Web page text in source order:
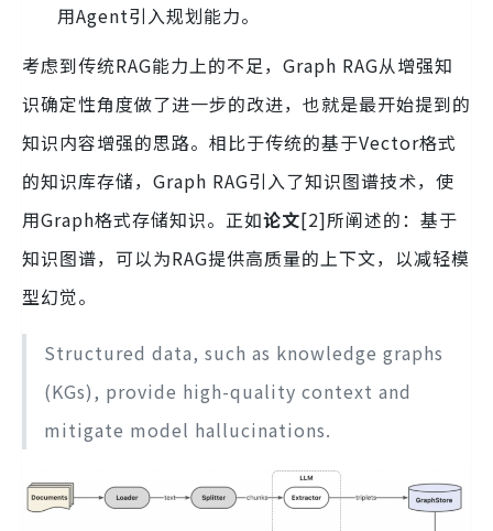
用Agent引入规划能力。
考虑到传统RAG能力上的不足，Graph RAG从增强知
识确定性角度做了进一步的改进，也就是最开始提到的
知识内容增强的思路。相比于传统的基于Vector格式
的知识库存储，Graph RAG引入了知识图谱技术，使
用Graph格式存储知识。正如论文[2]所阐述的：基于
知识图谱，可以为RAG提供高质量的上下文，以减轻模
型幻觉。
Structured data, such as knowledge graphs
(KGs), provide high-quality context and
mitigate model hallucinations.